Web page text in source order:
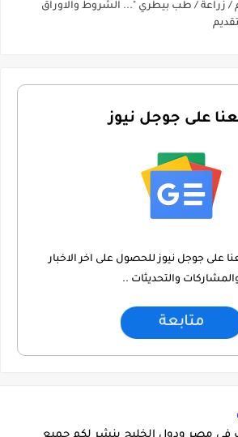
/ زراعة / طب بيطري "... الشروط والاوراق
على جوجل نيوز
على جوجل نيوز للحصول على اخر الاخبار
والتحديثات ..
متابعة